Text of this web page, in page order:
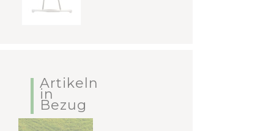
Artikeln
in
Bezug